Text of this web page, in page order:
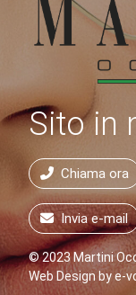
Sito in
Chiama ora
Invia e-mail
© 2023 Martini
Web Design bye-